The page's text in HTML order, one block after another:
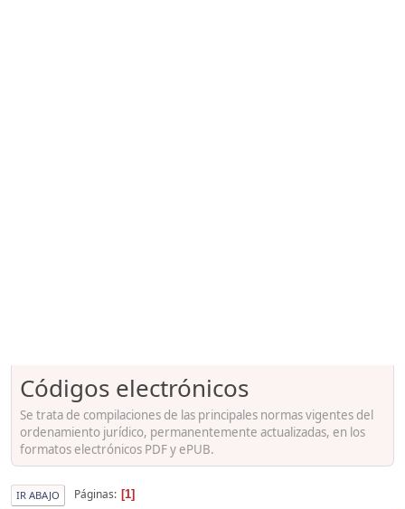
Códigos electrónicos
Se trata de compilaciones de las principales normas vigentes del
ordenamiento jurídico, permanentemente actualizadas, en los
formatos electrónicos PDF y ePUB.
IR ABAJO Páginas 1